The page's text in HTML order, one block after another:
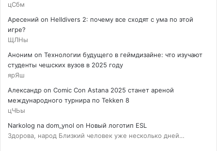
цСбм
Аресений on Helldivers 2: почему все сходят с ума по этой
игре?
ЩЛНы
Аноним on Технологии будущего в геймдизайне: что изучают
студенты чешских вузов в 2025 году
ярЯш
Александр on Comic Con Astana 2025 станет ареной
международного турнира по Tekken 8
цЧЬы
Narkolog na dom_ynol on Новый логотип ESL
Здорова, народ Близкий человек уже несколько дней…